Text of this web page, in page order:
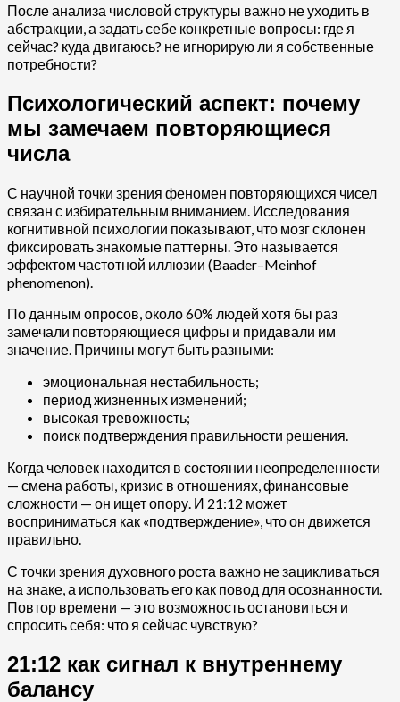
После анализа числовой структуры важно не уходить в
абстракции, а задать себе конкретные вопросы: где я
сейчас? куда двигаюсь? не игнорирую ли я собственные
потребности?
Психологический аспект: почему
мы замечаем повторяющиеся
числа
С научной точки зрения феномен повторяющихся чисел
связан с избирательным вниманием. Исследования
когнитивной психологии показывают, что мозг склонен
фиксировать знакомые паттерны. Это называется
эффектом частотной иллюзии (Baader–Meinhof
phenomenon).
По данным опросов, около 60% людей хотя бы раз
замечали повторяющиеся цифры и придавали им
значение. Причины могут быть разными:
эмоциональная нестабильность;
период жизненных изменений;
высокая тревожность;
поиск подтверждения правильности решения.
Когда человек находится в состоянии неопределенности
— смена работы, кризис в отношениях, финансовые
сложности — он ищет опору. И 21:12 может
восприниматься как «подтверждение», что он движется
правильно.
С точки зрения духовного роста важно не зацикливаться
на знаке, а использовать его как повод для осознанности.
Повтор времени — это возможность остановиться и
спросить себя: что я сейчас чувствую?
21:12 как сигнал к внутреннему
балансу